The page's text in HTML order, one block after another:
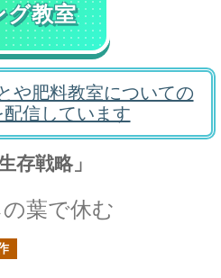
グ教室
や肥料教室についての
配信しています
存戦略」
葉で休む